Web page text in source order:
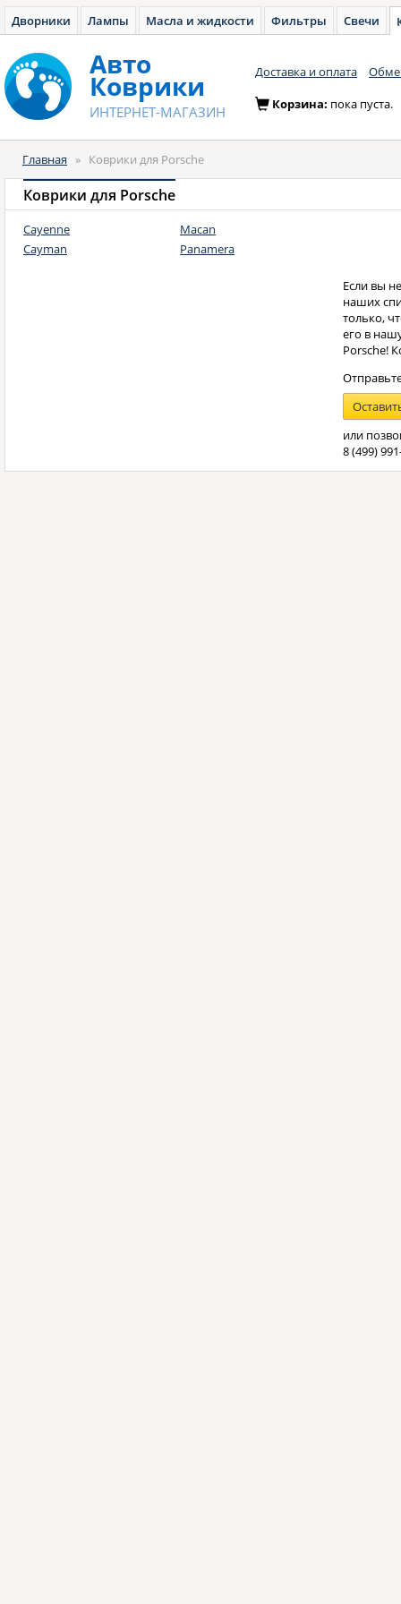
Дворники Лампы Масла и жидкости Фильтры Свечи
Авто
Коврики
ИНТЕРНЕТ-МАГАЗИН
Доставка и оплата
Корзина: пока пуста.
Главная » Коврики для Porsche
Коврики для Porsche
Cayenne
Cayman
Macan
Panamera
Если вы
наших
только,
его в
Porsche!
или
8 (499)